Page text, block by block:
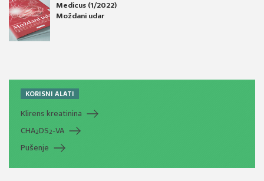
Medicus (1/2022)
Moždani udar
KORISNI ALATI
Klirens kreatinina
CHA2DS2-VA
Pušenje